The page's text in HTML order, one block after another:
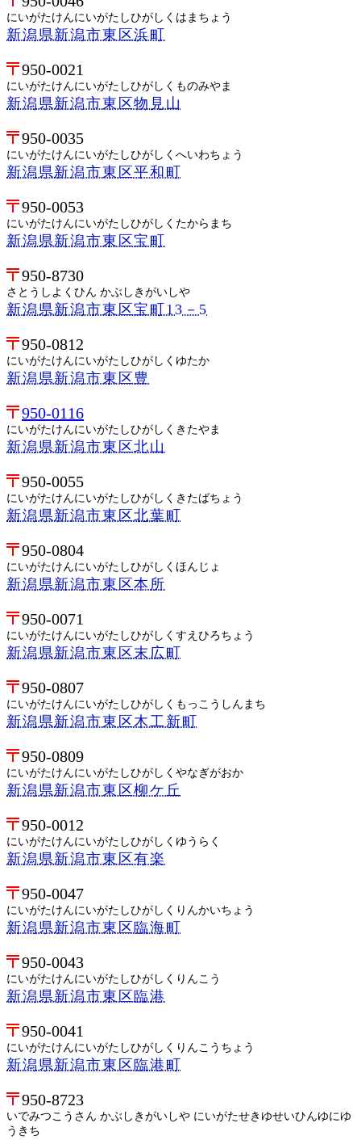
にいがたけんにいがたしひがしくはまちょう
新潟県新潟市東区浜町
950-0021
にいがたけんにいがたしひがしくものみやま
新潟県新潟市東区物見山
950-0035
にいがたけんにいがたしひがしくへいわちょう
新潟県新潟市東区平和町
950-0053
にいがたけんにいがたしひがしくたからまち
新潟県新潟市東区宝町
950-8730
さとうしよくひん かぶしきがいしや
新潟県新潟市東区宝町13－5
950-0812
にいがたけんにいがたしひがしくゆたか
新潟県新潟市東区豊
950-0116
にいがたけんにいがたしひがしくきたやま
新潟県新潟市東区北山
950-0055
にいがたけんにいがたしひがしくきたばちょう
新潟県新潟市東区北葉町
950-0804
にいがたけんにいがたしひがしくほんじょ
新潟県新潟市東区本所
950-0071
にいがたけんにいがたしひがしくすえひろちょう
新潟県新潟市東区末広町
950-0807
にいがたけんにいがたしひがしくもっこうしんまち
新潟県新潟市東区木工新町
950-0809
にいがたけんにいがたしひがしくやなぎがおか
新潟県新潟市東区柳ケ丘
950-0012
にいがたけんにいがたしひがしくゆうらく
新潟県新潟市東区有楽
950-0047
にいがたけんにいがたしひがしくりんかいちょう
新潟県新潟市東区臨海町
950-0043
にいがたけんにいがたしひがしくりんこう
新潟県新潟市東区臨港
950-0041
にいがたけんにいがたしひがしくりんこうちょう
新潟県新潟市東区臨港町
950-8723
いでみつこうさん かぶしきがいしや にいがたせきゆせいひんゆにゆ
うきち